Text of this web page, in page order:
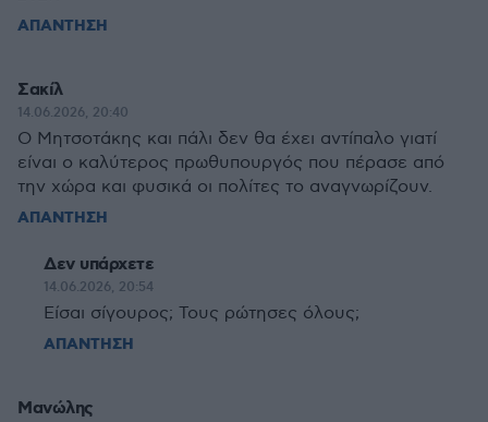
ΑΠΑΝΤΗΣΗ
Σακίλ
14.06.2026, 20:40
Ο Μητσοτάκης και πάλι δεν θα έχει αντίπαλο γιατί
είναι ο καλύτερος πρωθυπουργός που πέρασε από
την χώρα και φυσικά οι πολίτες το αναγνωρίζουν.
ΑΠΑΝΤΗΣΗ
Δεν υπάρχετε
14.06.2026, 20:54
Είσαι σίγουρος; Τους ρώτησες όλους;
ΑΠΑΝΤΗΣΗ
Μανώλης